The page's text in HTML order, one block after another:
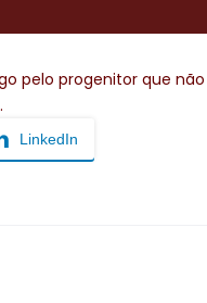
pelo progenitor que
LinkedIn